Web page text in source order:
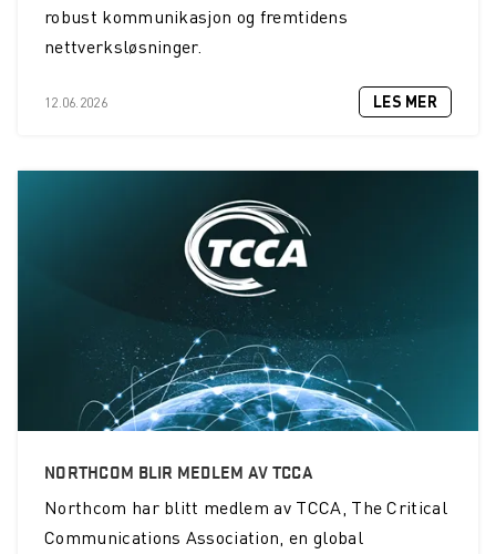
robust kommunikasjon og fremtidens
nettverksløsninger.
12.06.2026 LES MER
NORTHCOM BLIR MEDLEM AV TCCA
Northcom har blitt medlem av TCCA, The Critical
Communications Association, en global